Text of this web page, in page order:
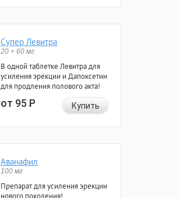
Супер Левитра
20 + 60 мг
В одной таблетке Левитра для
усиления эрекции и Дапоксетин
для продления полового акта!
от 95Р Купить
Аванафил
100 мг
Препарат для усиления эрекции